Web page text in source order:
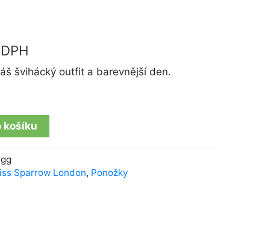
Kč.
švihácký outfit a barevnější den.
košíku
Sparrow London, Ponožky